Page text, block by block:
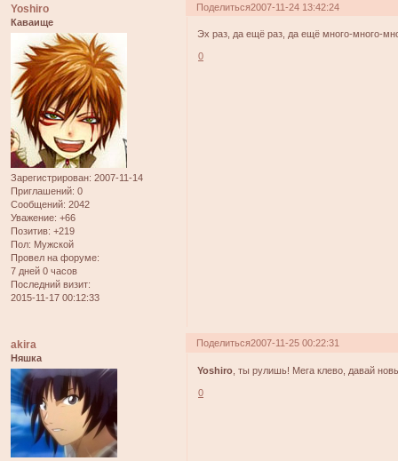
Поделиться2007-11-24 13:42:24
Yoshiro
Каваище
Зарегистрирован: 2007-11-14
Приглашений: 0
Сообщений: 2042
Уважение: +66
Позитив: +219
Пол: Мужской
Провел на форуме:
7 дней 0 часов
Последний визит:
2015-11-17 00:12:33
Эх раз, да ещё раз, да ещё много-много-
0
Поделиться2007-11-25 00:22:31
akira
Няшка
Yoshiro , ты рулишь! Мега клево, давай
0